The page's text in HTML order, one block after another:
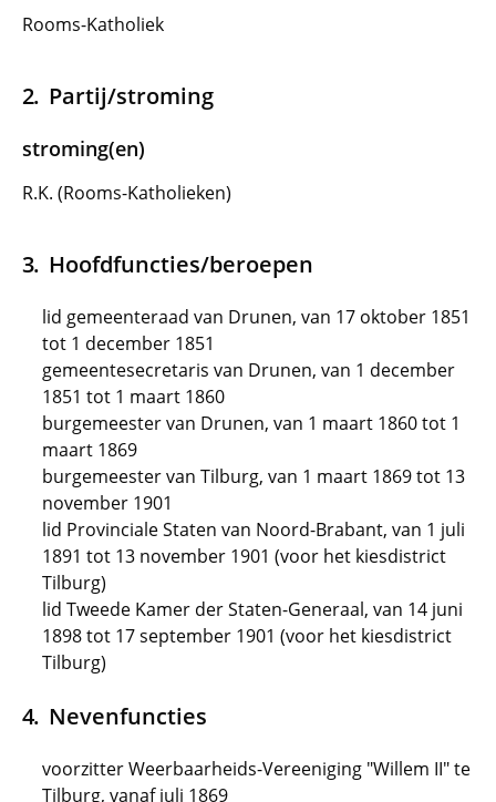
Rooms-Katholiek
Partij/stroming
stroming(en)
R.K. (Rooms-Katholieken)
Hoofdfuncties/beroepen
lid gemeenteraad van Drunen, van 17 oktober 1851
tot 1 december 1851
gemeentesecretaris van Drunen, van 1 december
1851 tot 1 maart 1860
burgemeester van Drunen, van 1 maart 1860 tot 1
maart 1869
burgemeester van Tilburg, van 1 maart 1869 tot 13
november 1901
lid Provinciale Staten van Noord-Brabant, van 1 juli
1891 tot 13 november 1901 (voor het kiesdistrict
Tilburg)
lid Tweede Kamer der Staten-Generaal, van 14 juni
1898 tot 17 september 1901 (voor het kiesdistrict
Tilburg)
Nevenfuncties
voorzitter Weerbaarheids-Vereeniging "Willem II" te
Tilburg, vanaf juli 1869